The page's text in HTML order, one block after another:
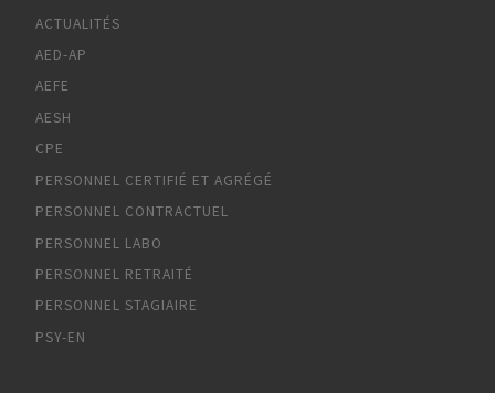
ACTUALITÉS
AED-AP
AEFE
AESH
CPE
PERSONNEL CERTIFIÉ ET AGRÉGÉ
PERSONNEL CONTRACTUEL
PERSONNEL LABO
PERSONNEL RETRAITÉ
PERSONNEL STAGIAIRE
PSY-EN